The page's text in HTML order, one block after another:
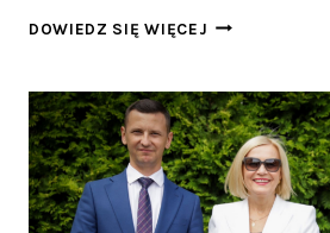
DOWIEDZ SIĘ WIĘCEJ NAUCZYCIELE
ZYSKAJĄ
NOWE
KOMPETENCJE
DZIĘKI
UNIJNEMU
WSPARCIU!